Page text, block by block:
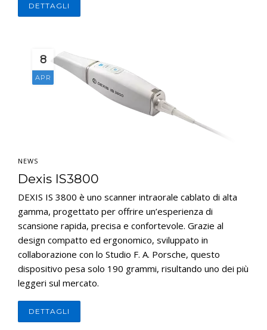
DETTAGLI
8
APR
NEWS
Dexis IS3800
DEXIS IS 3800 è uno scanner intraorale cablato di alta
gamma, progettato per offrire un’esperienza di
scansione rapida, precisa e confortevole. Grazie al
design compatto ed ergonomico, sviluppato in
collaborazione con lo Studio F. A. Porsche, questo
dispositivo pesa solo 190 grammi, risultando uno dei più
leggeri sul mercato.
DETTAGLI